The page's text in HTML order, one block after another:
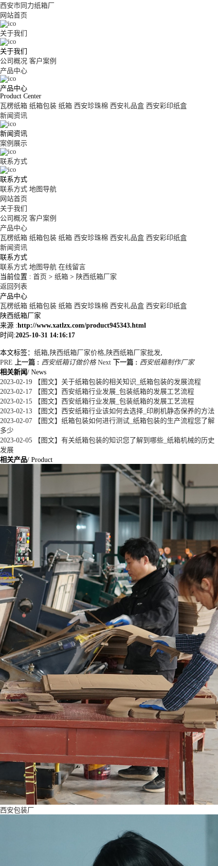
西安市同力纸箱厂
网站首页
关于我们
关于我们
公司概况 客户案例
产品中心
产品中心
Product Center
瓦楞纸箱 纸箱包装 纸箱 西安珍珠棉 西安礼品盒 西安彩印纸盒
新闻资讯
新闻资讯
案例展示
联系方式
联系方式
联系方式 地图导航
网站首页
关于我们
公司概况 客户案例
产品中心
瓦楞纸箱 纸箱包装 纸箱 西安珍珠棉 西安礼品盒 西安彩印纸盒
新闻资讯
联系方式
联系方式 地图导航 在线留言
当前位置 : 首页 > 纸箱 > 陕西纸箱厂家
返回列表
产品中心
瓦楞纸箱 纸箱包装 纸箱 西安珍珠棉 西安礼品盒 西安彩印纸盒
陕西纸箱厂家
来源 :http://www.xatlzx.com/product945343.html
时间:2025-10-31 14:16:17
本文标签： 纸箱 陕西纸箱厂家价格 陕西纸箱厂家批发
PRE
上一篇 : 西安纸箱订做价格 Next 下一篇 : 西安纸箱制作厂家
相关新闻/ News
2023-02-19 【图文】关于纸箱包装的相关知识_纸箱包装的发展流程
2023-02-17 【图文】西安纸箱行业发展_包装纸箱的发展工艺流程
2023-02-15 【图文】西安纸箱行业发展_包装纸箱的发展工艺流程
2023-02-13 【图文】西安纸箱行业该如何去选择_印刷机静态保养的方法
2023-02-07 【图文】纸箱包装如何进行测试_纸箱包装的生产流程您了解
多少
2023-02-05 【图文】有关纸箱包装的知识您了解到哪些_纸箱机械的历史
发展
相关产品/ Product
西安包装厂